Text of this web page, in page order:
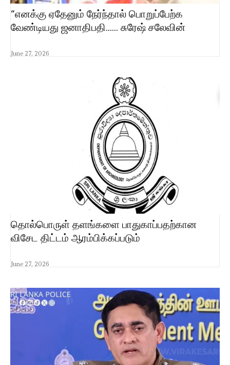
“எனக்கு ஏதேனும் நேர்ந்தால் பொறுப்பேற்க
வேண்டியது ஜனாதிபதி…… சுரேஷ் சலேவின்
June 27, 2026
தொல்பொருள் தளங்களை பாதுகாப்பதற்கான
விசேட திட்டம் ஆரம்பிக்கப்படும்
June 27, 2026